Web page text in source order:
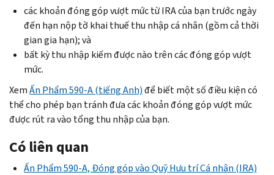
các khoản đóng góp vượt mức từ IRA của bạn trước ngày
đến hạn nộp tờ khai thuế thu nhập cá nhân (gồm cả thời
gian gia hạn); và
bất kỳ thu nhập kiếm được nào trên các đóng góp vượt
mức.
XemẤn Phẩm 590-A (tiếng Anh)để biết một số điều kiện có
thể cho phép bạn tránh đưa các khoản đóng góp vượt mức
được rút ra vào tổng thu nhập của bạn.
Có liên quan
Ấn Phẩm 590-A, Đóng góp vào Quỹ Hưu trí Cá nhân (IRA)